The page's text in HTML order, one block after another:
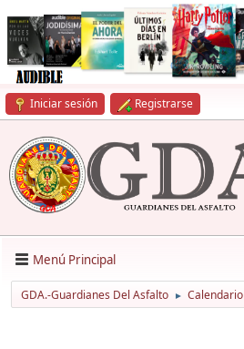
Iniciar sesión Registrarse
Menú Principal
GDA.-Guardianes Del Asfalto ► Calendario